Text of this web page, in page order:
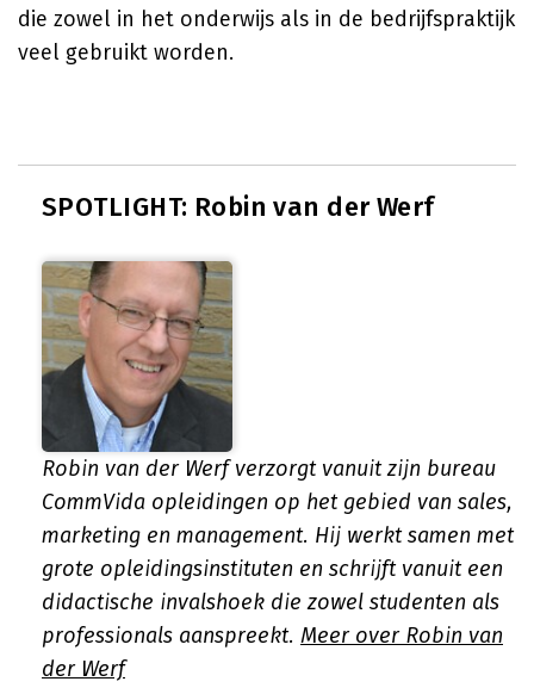
die zowel in het onderwijs als in de bedrijfspraktijk
veel gebruikt worden.
SPOTLIGHT: Robin van der Werf
Robin van der Werf verzorgt vanuit zijn bureau
CommVida opleidingen op het gebied van sales,
marketing en management. Hij werkt samen met
grote opleidingsinstituten en schrijft vanuit een
didactische invalshoek die zowel studenten als
professionals aanspreekt. Meer over Robin van
der Werf